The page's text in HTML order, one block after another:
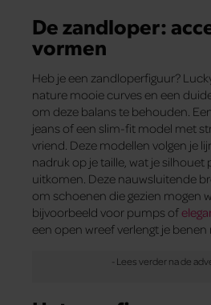
De zandloper:
vormen
Heb je een zandloperfiguur?
nature mooie curves en een
om deze balans te behouden.
jeans of een slim-fit model met
vriend. Deze modellen volgen je
nadruk op je taille, wat je silhouet
uitkomen. Deze nauwsluitende
om schoenen die gezien mogen
bijvoorbeeld voor pumps of
een open wreef verlengt je benen